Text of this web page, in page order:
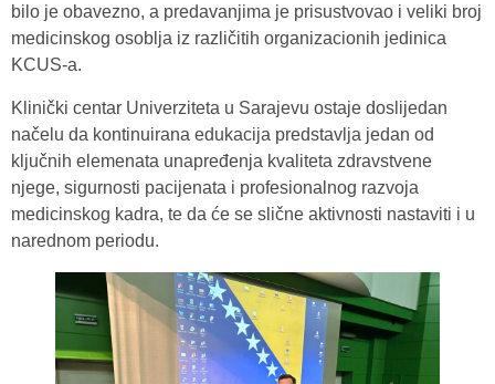
bilo je obavezno, a predavanjima je prisustvovao i veliki broj
medicinskog osoblja iz različitih organizacionih jedinica
KCUS-a.
Klinički centar Univerziteta u Sarajevu ostaje doslijedan
načelu da kontinuirana edukacija predstavlja jedan od
ključnih elemenata unapređenja kvaliteta zdravstvene
njege, sigurnosti pacijenata i profesionalnog razvoja
medicinskog kadra, te da će se slične aktivnosti nastaviti i u
narednom periodu.